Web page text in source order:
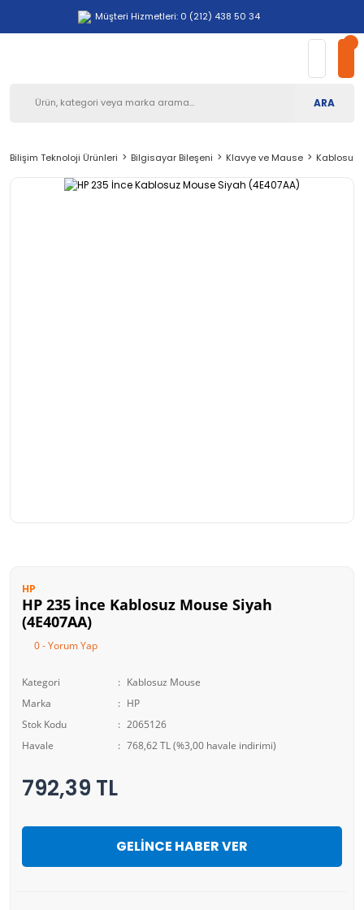
Müşteri Hizmetleri: 0 (212) 438 50 34
ARA
Bilişim Teknoloji Ürünleri Bilgisayar Bileşeni Klavye ve Mause Kablosuz
HP
HP 235 İnce Kablosuz Mouse Siyah
(4E407AA)
0 - Yorum Yap
Kategori
Kablosuz Mouse
Marka
HP
Stok Kodu
2065126
Havale
768,62 TL (%3,00 havale indirimi)
792,39 TL
GELİNCE HABER VER